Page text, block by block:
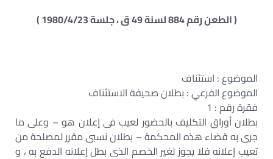
( الطعن رقم 884 لسنة 49 ق ، جلسة 1980/4/23 )
الموضوع : استئناف
الموضوع الفرعي : بطلان صحيفة الاستئناف
فقرة رقم : 1
بطلان أوراق التكليف بالحضور لعيب فى إعلان هو – وعلى ما
جرى به قضاء هذه المحكمة – بطلان نسبى مقرر لمصلحة من
تعيب إعلانه فلا يجوز لغير الخصم الذى بطل إعلانه الدفع به ، و